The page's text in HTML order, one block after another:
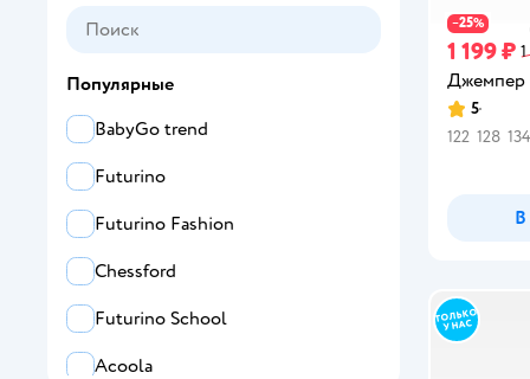
−25%
1 199 ₽
Джемпер
Рейтинг:
5
122 128 134
В
98
Популярные
BabyGo trend
Futurino
Futurino Fashion
Chessford
Futurino School
Acoola